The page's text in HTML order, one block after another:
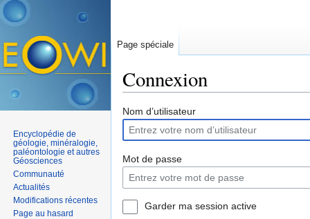
Connexion
Nom d’utilisateur
Mot de passe
Garder ma session active
Page spéciale
Encyclopédie de
géologie, minéralogie,
paléontologie et autres
Géosciences
Communauté
Actualités
Modifications récentes
Page au hasard